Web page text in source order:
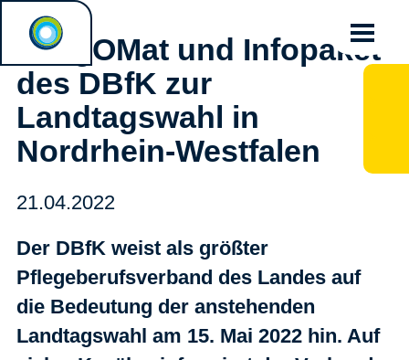
PflegOMat und Infopaket
des DBfK zur
Landtagswahl in
Nordrhein-Westfalen
21.04.2022
Der DBfK weist als größter
Pflegeberufsverband des Landes auf
die Bedeutung der anstehenden
Landtagswahl am 15. Mai 2022 hin. Auf